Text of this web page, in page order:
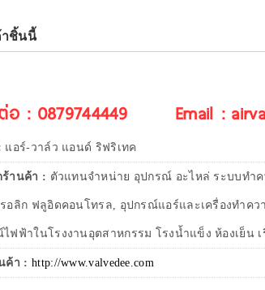
าชิ้นนี้
อ : 0879744449 Email :
แอร์-วาล์ว แอนด์ ริฟริเทค
ร้านค้า : ตัวแทนจำหน่าย อุปกรณ์ อะไหล่ ระบบทำคว
อลิก ฟลูอิดคอนโทรล, อุปกรณ์แอร์และเครื่องทำคว
ฟฟ้าในโรงงานอุตสาหกรรม โรงน้ำแข็ง ห้องเย็น เ
ค้า : http://www.valvedee.com